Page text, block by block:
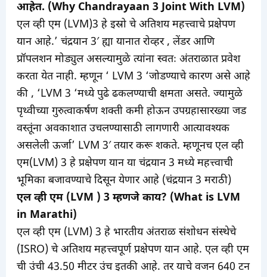
आहेत. (Why Chandrayaan 3 Joint With LVM)
एल व्ही एम (LVM)3 हे इस्रो चे अतिशय महत्त्वाचे प्रक्षेपण
यान आहे.’ चंद्रयान 3′ ह्या यानात रोव्हर , लेंडर आणि
प्रॉपलशन मोड्युल असल्यामुळे त्यांना स्वतः अंतराळात प्रवेश
करता येत नाही. म्हणून ‘ LVM 3 ‘जोडण्याचे कारण असे आहे
की , ‘LVM 3 ‘मध्ये पुढे ढकलण्याची क्षमता असते. ज्यामुळे
पृथ्वीच्या गुरुत्वाकर्षण शक्ती कमी होऊन उपग्रहासारख्या जड
वस्तूंना अवकाशात उचलण्यासाठी लागणारी आत्यावश्यक
असलेली ऊर्जा’ LVM 3′ तयार करू शकते. म्हणूनच एल व्ही
एम(LVM) 3 हे प्रक्षेपण यान या चंद्रयान 3 मध्ये महत्त्वाची
भूमिका बजावण्याचे दिसून येणार आहे (चंद्रयान 3 मराठी)
एल व्ही एम (LVM ) 3 म्हणजे काय? (What is LVM
in Marathi)
एल व्ही एम (LVM) 3 हे भारतीय अंतराळ संशोधन संस्थेचे
(ISRO) चे अतिशय महत्त्वपूर्ण प्रक्षेपण यान आहे. एल व्ही एम
ची उंची 43.50 मीटर उंच इतकी आहे. तर याचे वजन 640 टन